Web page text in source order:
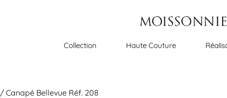
Collection Haute Couture
/ Canapé Bellevue Réf. 208